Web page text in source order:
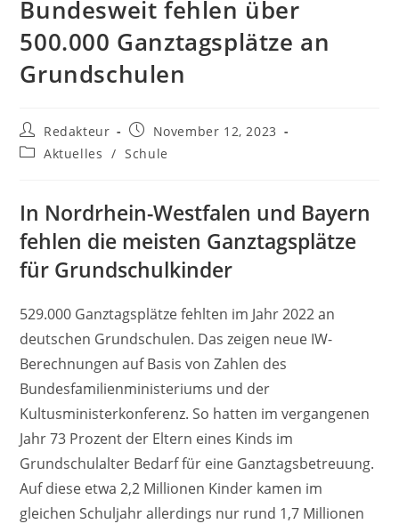
Bundesweit fehlen über
500.000 Ganztagsplätze an
Grundschulen
Beitrags-
Autor:
Redakteur
Beitrag
veröffentlicht:
November 12, 2023
Beitrags-
Aktuelles / Schule
In Nordrhein-Westfalen und Bayern
fehlen die meisten Ganztagsplätze
für Grundschulkinder
529.000 Ganztagsplätze fehlten im Jahr 2022 an
deutschen Grundschulen. Das zeigen neue IW-
Berechnungen auf Basis von Zahlen des
Bundesfamilienministeriums und der
Kultusministerkonferenz. So hatten im vergangenen
Jahr 73 Prozent der Eltern eines Kinds im
Grundschulalter Bedarf für eine Ganztagsbetreuung.
Auf diese etwa 2,2 Millionen Kinder kamen im
gleichen Schuljahr allerdings nur rund 1,7 Millionen